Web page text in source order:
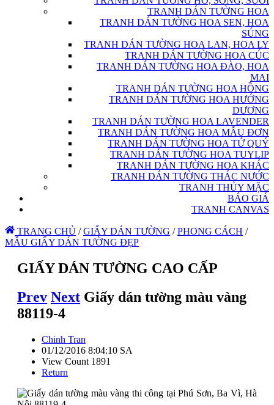
TRANH DÁN TƯỜNG HOA
TRANH DÁN TƯỜNG HOA SEN, HOA
SÚNG
TRANH DÁN TƯỜNG HOA LAN, HOA LY
TRANH DÁN TƯỜNG HOA CÚC
TRANH DÁN TƯỜNG HOA ĐÀO, HOA
MAI
TRANH DÁN TƯỜNG HOA HỒNG
TRANH DÁN TƯỜNG HOA HƯỚNG
DƯƠNG
TRANH DÁN TƯỜNG HOA LAVENDER
TRANH DÁN TƯỜNG HOA MẪU ĐƠN
TRANH DÁN TƯỜNG HOA TỨ QUÝ
TRANH DÁN TƯỜNG HOA TUYLIP
TRANH DÁN TƯỜNG HOA KHÁC
TRANH DÁN TƯỜNG THÁC NƯỚC
TRANH THỦY MẶC
BÁO GIÁ
TRANH CANVAS
TRANG CHỦ / GIẤY DÁN TƯỜNG / PHONG CÁCH /
MẪU GIẤY DÁN TƯỜNG ĐẸP
GIẤY DÁN TƯỜNG CAO CẤP
Prev Next Giấy dán tường màu vàng
88119-4
Chinh Tran
01/12/2016 8:04:10 SA
View Count 1891
Return